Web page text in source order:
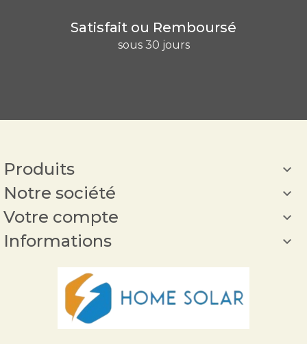
Satisfait ou Remboursé
sous 30 jours
Produits 
Notre société 
Votre compte 
Informations 